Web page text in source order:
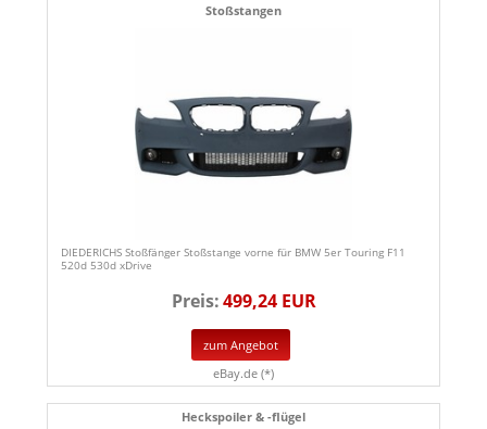
Stoßstangen
DIEDERICHS Stoßfänger Stoßstange vorne für BMW 5er Touring F11
520d 530d xDrive
Preis:499,24 EUR
zum Angebot
eBay.de (*)
Heckspoiler & -flügel